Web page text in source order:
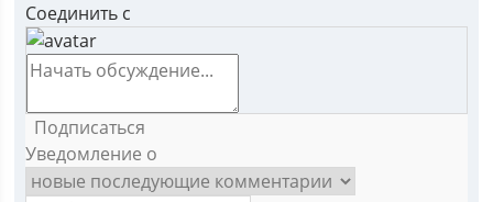
Соединить с
Подписаться
Уведомление о